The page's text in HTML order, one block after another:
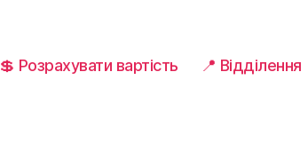
💲 Розрахувати вартість 📍 Відділення